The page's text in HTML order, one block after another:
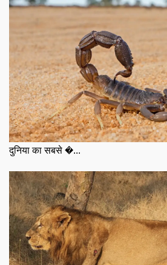
दुनिया का सबसे �...